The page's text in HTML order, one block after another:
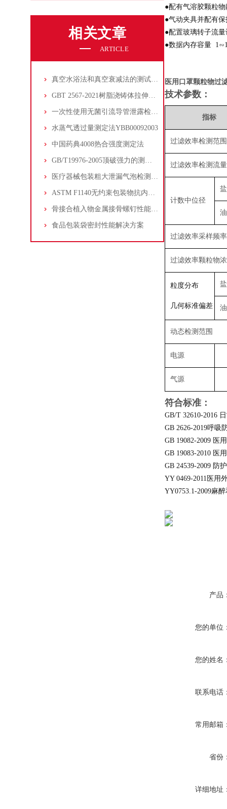
相关文章
ARTICLE
真空水浴法和真空衰减法的测试原理和设备选择
GBT 2567-2021树脂浇铸体拉伸试验方法
一次性使用无菌引流导管泄露检测方法
水蒸气透过量测定法YBB00092003
中国药典4008热合强度测定法
GB/T19976-2005顶破强力的测定-钢球法
医疗器械包装粗大泄漏气泡检测方法
ASTM F1140无约束包装物抗内部加压损坏的试验方法
骨接合植入物金属接骨螺钉性能测试仪技术详解
食品包装袋密封性能解决方案
●配有气溶胶颗粒
●气动夹具并配有
●配置玻璃转子流
●数据内存容量
医用口罩颗粒物过
技术参数：
指标
过滤效率检测范围
过滤效率检测流
计数中位径
过滤效率采样频率
过滤效率颗粒物
粒度分布
几何标准偏差
动态检测范围
电源
气源
符合标准：
GB/T 32610-2016
GB 2626-2019呼吸
GB 19082-2009 医
GB 19083-2010 医
GB 24539-2009 防
YY 0469-2011医用
YY0753.1-2009麻
产品
您的单位
您的姓名
联系电话
常用邮箱
省份
详细地址